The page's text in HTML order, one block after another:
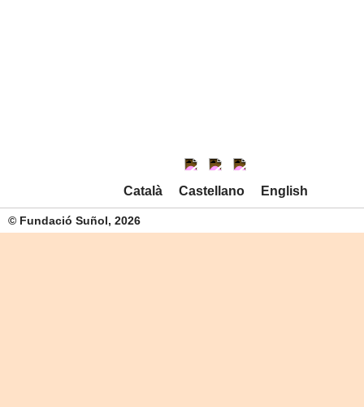
Català Castellano English
© Fundació Suñol, 2026